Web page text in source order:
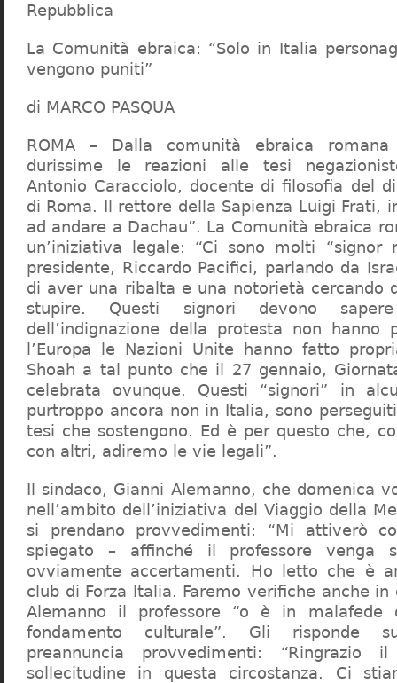
Repubblica
La Comunità ebraica: “Solo in Italia
vengono puniti”
di MARCO PASQUA
ROMA – Dalla comunità ebraica
durissime le reazioni alle tesi
Antonio Caracciolo, docente di filosofia del
di Roma. Il rettore della Sapienza Luigi Frati,
ad andare a Dachau”. La Comunità ebraica
un’iniziativa legale: “Ci sono molti “signor
presidente, Riccardo Pacifici, parlando da
di aver una ribalta e una notorietà cercando
stupire. Questi signori devono
dell’indignazione della protesta non hanno
l’Europa le Nazioni Unite hanno fatto
Shoah a tal punto che il 27 gennaio,
celebrata ovunque. Questi “signori” in
purtroppo ancora non in Italia, sono
tesi che sostengono. Ed è per questo che,
con altri, adiremo le vie legali”.
Il sindaco, Gianni Alemanno, che domenica
nell’ambito dell’iniziativa del Viaggio della
si prendano provvedimenti: “Mi attiverò
spiegato – affinché il professore venga
ovviamente accertamenti. Ho letto che è
club di Forza Italia. Faremo verifiche anche in
Alemanno il professore “o è in malafede
fondamento culturale”. Gli risponde
preannuncia provvedimenti:
sollecitudine in questa circostanza. Ci